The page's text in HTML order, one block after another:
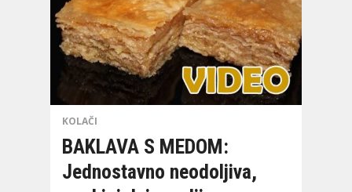
KOLAČI
BAKLAVA S MEDOM:
Jednostavno neodoljiva,